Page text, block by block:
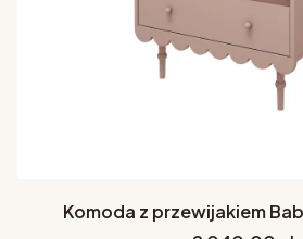
Komoda z przewijakiem